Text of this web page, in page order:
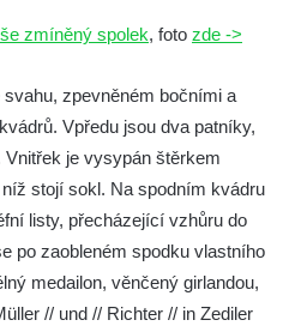
283 v Dolním
zmíněný spolek, foto zde ->
zpevněném bočními a
Vpředu jsou dva patníky,
je vysypán štěrkem
stojí sokl. Na spodním kvádru
listy, přecházející vzhůru do
po zaobleném spodku vlastního
medailon, věnčený girlandou,
// und // Richter // in Zediler